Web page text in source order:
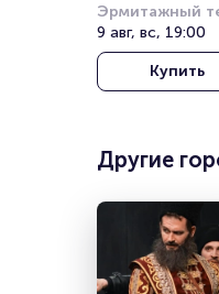
Мишель
Эрмитажный
9 авг, вс, 19:00
Купить
Другие